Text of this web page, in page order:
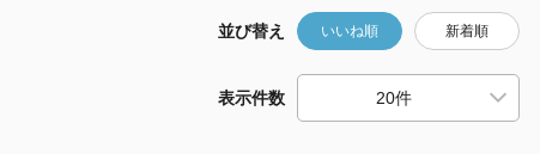
並び替え いいね順 新着順
表示件数